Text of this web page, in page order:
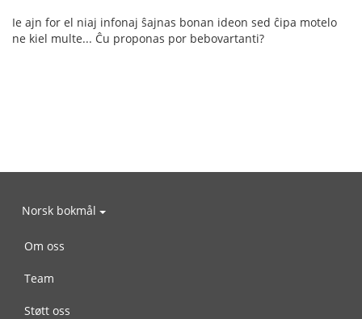
Ie ajn for el niaj infonaj ŝajnas bonan ideon sed ĉipa motelo
ne kiel multe... Ĉu proponas por bebovartanti?
Norsk bokmål
Om oss
Team
Støtt oss